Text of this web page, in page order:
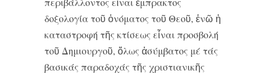
δοξολογία τοῦ ὀνόματος τοῦ Θεοῦ, ἐνῶ ἡ
καταστροφή τῆς κτίσεως εἶναι προσβολή
τοῦ Δημιουργοῦ, ὅλως ἀσύμβατος μέ τάς
βασικάς παραδοχάς τῆς χριστιανικῆς